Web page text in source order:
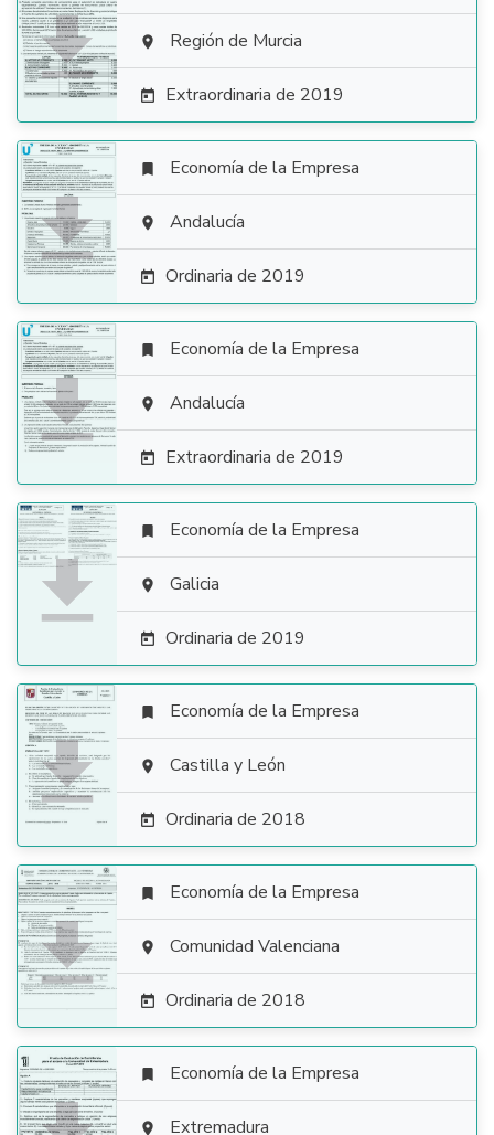
  Región de Murcia
 Extraordinaria de 2019

 Economía de la Empresa
 Andalucía
 Ordinaria de 2019

 Economía de la Empresa
 Andalucía
 Extraordinaria de 2019

 Economía de la Empresa
 Galicia
 Ordinaria de 2019

 Economía de la Empresa
 Castilla y León
 Ordinaria de 2018

 Economía de la Empresa
 Comunidad Valenciana
 Ordinaria de 2018
 Economía de la Empresa
 Extremadura